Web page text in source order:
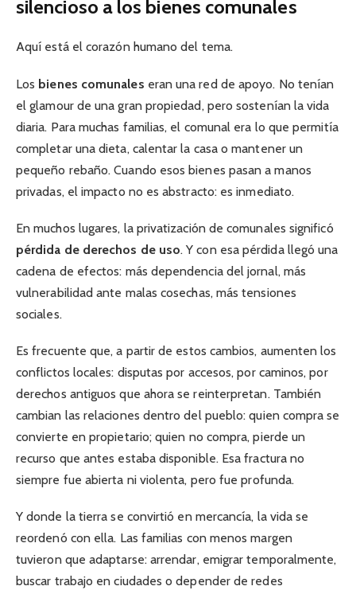
silencioso a los bienes comunales
Aquí está el corazón humano del tema.
Los bienes comunales eran una red de apoyo. No tenían
el glamour de una gran propiedad, pero sostenían la vida
diaria. Para muchas familias, el comunal era lo que permitía
completar una dieta, calentar la casa o mantener un
pequeño rebaño. Cuando esos bienes pasan a manos
privadas, el impacto no es abstracto: es inmediato.
En muchos lugares, la privatización de comunales significó
pérdida de derechos de uso. Y con esa pérdida llegó una
cadena de efectos: más dependencia del jornal, más
vulnerabilidad ante malas cosechas, más tensiones
sociales.
Es frecuente que, a partir de estos cambios, aumenten los
conflictos locales: disputas por accesos, por caminos, por
derechos antiguos que ahora se reinterpretan. También
cambian las relaciones dentro del pueblo: quien compra se
convierte en propietario; quien no compra, pierde un
recurso que antes estaba disponible. Esa fractura no
siempre fue abierta ni violenta, pero fue profunda.
Y donde la tierra se convirtió en mercancía, la vida se
reordenó con ella. Las familias con menos margen
tuvieron que adaptarse: arrendar, emigrar temporalmente,
buscar trabajo en ciudades o depender de redes